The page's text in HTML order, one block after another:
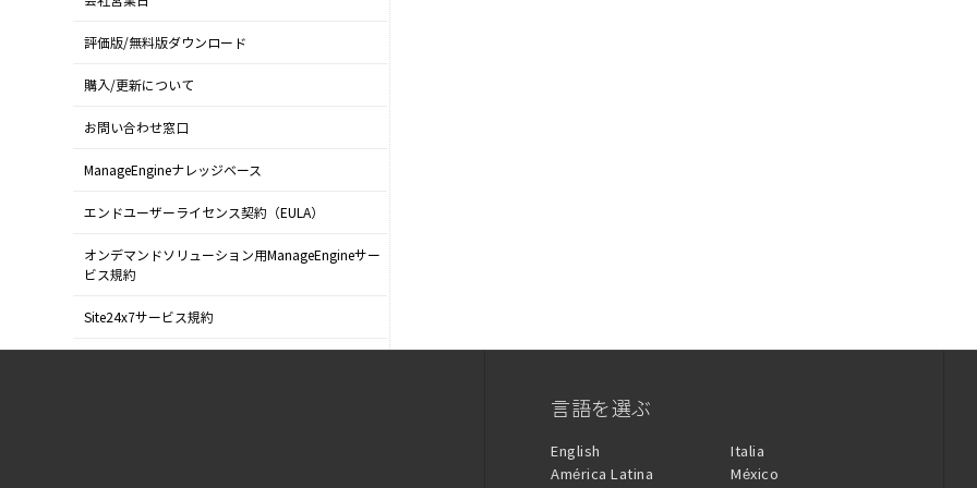
評価版/無料版ダウンロード
購入/更新について
お問い合わせ窓口
ManageEngineナレッジベース
エンドユーザーライセンス契約（EULA）
オンデマンドソリューション用ManageEngineサー
ビス規約
Site24x7サービス規約
言語を選ぶ
English
América Latina
Italia
México